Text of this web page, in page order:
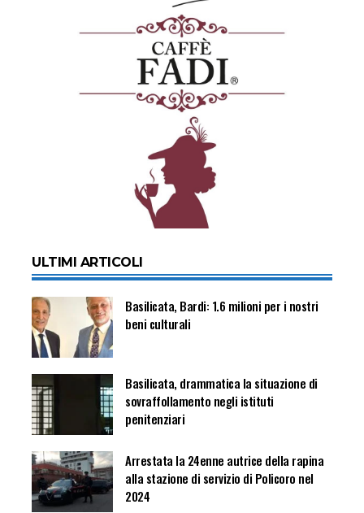
ULTIMI ARTICOLI
Basilicata, Bardi: 1.6 milioni per i nostri
beni culturali
Basilicata, drammatica la situazione di
sovraffollamento negli istituti
penitenziari
Arrestata la 24enne autrice della rapina
alla stazione di servizio di Policoro nel
2024